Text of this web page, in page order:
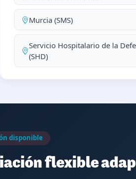
Murcia (SMS)
Servicio Hospitalario de la
(SHD)
disponible
flexible